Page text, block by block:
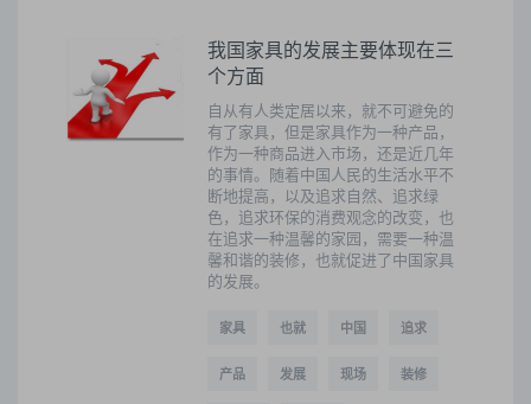
我国家具的发展主要体现在三
个方面
自从有人类定居以来，就不可避免的
有了家具，但是家具作为一种产品，
作为一种商品进入市场，还是近几年
的事情。随着中国人民的生活水平不
断地提高，以及追求自然、追求绿
色，追求环保的消费观念的改变，也
在追求一种温馨的家园，需要一种温
馨和谐的装修，也就促进了中国家具
的发展。
家具 也就 中国 追求
产品 发展 现场 装修